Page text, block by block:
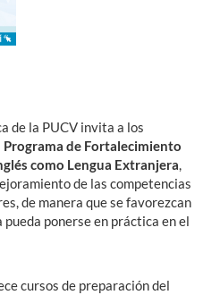
de la PUCV invita a los
Programa de Fortalecimiento
como Lengua Extranjera,
de las competencias
de manera que se favorezcan
ponerse en práctica en el
cursos de preparación del